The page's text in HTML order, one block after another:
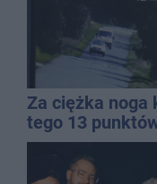
Za ciężka noga
tego 13